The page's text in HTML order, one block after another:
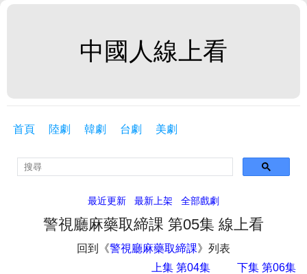
中國人線上看
首頁 陸劇 韓劇 台劇 美劇
最近更新 最新上架 全部戲劇
警視廳麻藥取締課 第05集 線上看
回到《警視廳麻藥取締課》列表
下集 第06集
上集 第04集